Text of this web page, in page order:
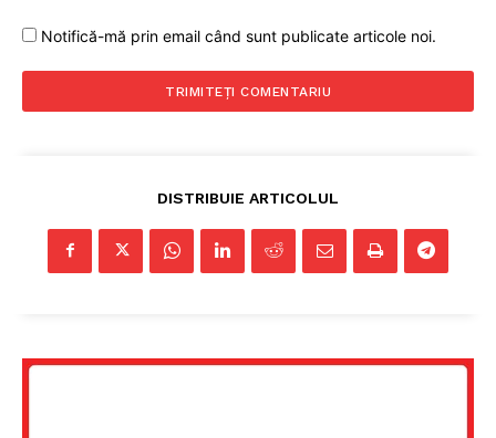
Notifică-mă prin email când sunt publicate articole noi.
DISTRIBUIE ARTICOLUL